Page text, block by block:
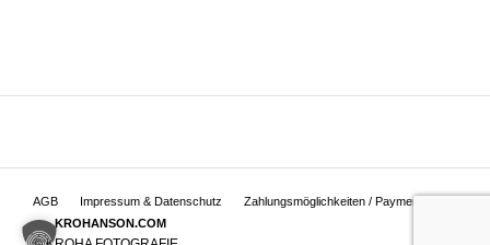
AGB Impressum & Datenschutz
Zahlungsmöglichkeiten / Payment
KROHANSON.COM